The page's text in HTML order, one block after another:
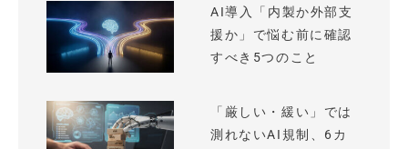
AI導入「内製か外部支
援か」で悩む前に確認
すべき5つのこと
「厳しい・緩い」では
測れないAI規制、6カ